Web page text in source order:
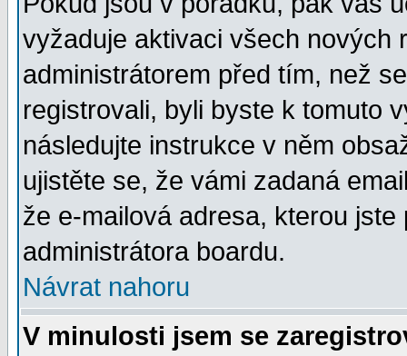
vyžaduje aktivaci všech nových
administrátorem před tím, než
registrovali, byli byste k tomuto
následujte instrukce v něm
ujistěte se, že vámi zadaná
že e-mailová adresa, kterou
administrátora boardu.
Návrat nahoru
V minulosti jsem se